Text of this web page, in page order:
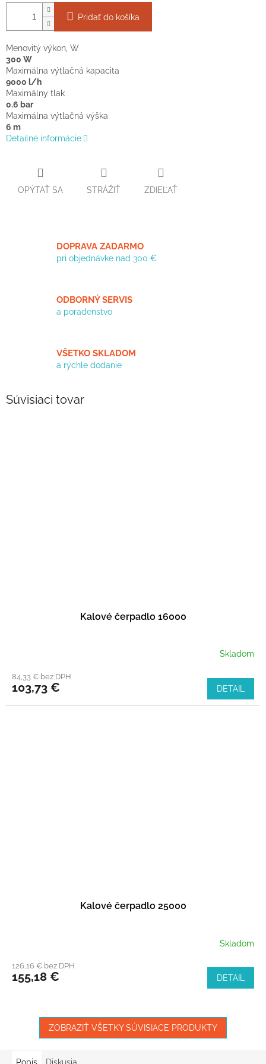
Pridať do košíka
Menovitý výkon, W
300 W
Maximálna výtlačná kapacita
9000 l/h
Maximálny tlak
0.6 bar
Maximálna výtlačná výška
6 m
Detailné informácie
OPÝTAŤ SA STRÁŽIŤ ZDIEĽAŤ
DOPRAVA ZADARMO
pri objednávke nad 300 €
ODBORNÝ SERVIS
a poradenstvo
VŠETKO SKLADOM
a rýchle dodanie
Súvisiaci tovar
Kalové čerpadlo 16000
Skladom
84,33 € bez DPH
103,73 € DETAIL
Kalové čerpadlo 25000
Skladom
126,16 € bez DPH
155,18 € DETAIL
ZOBRAZIŤ VŠETKY SÚVISIACE PRODUKTY